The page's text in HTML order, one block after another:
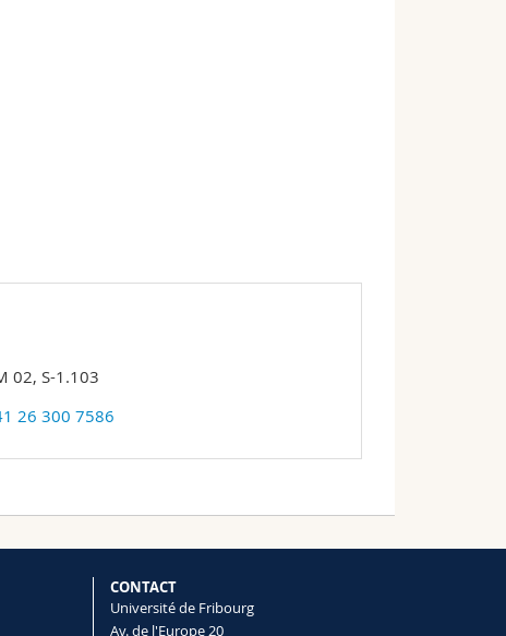
02, S-1.103
26 300 7586
CONTACT
Université de Fribourg
Av. de l'Europe 20